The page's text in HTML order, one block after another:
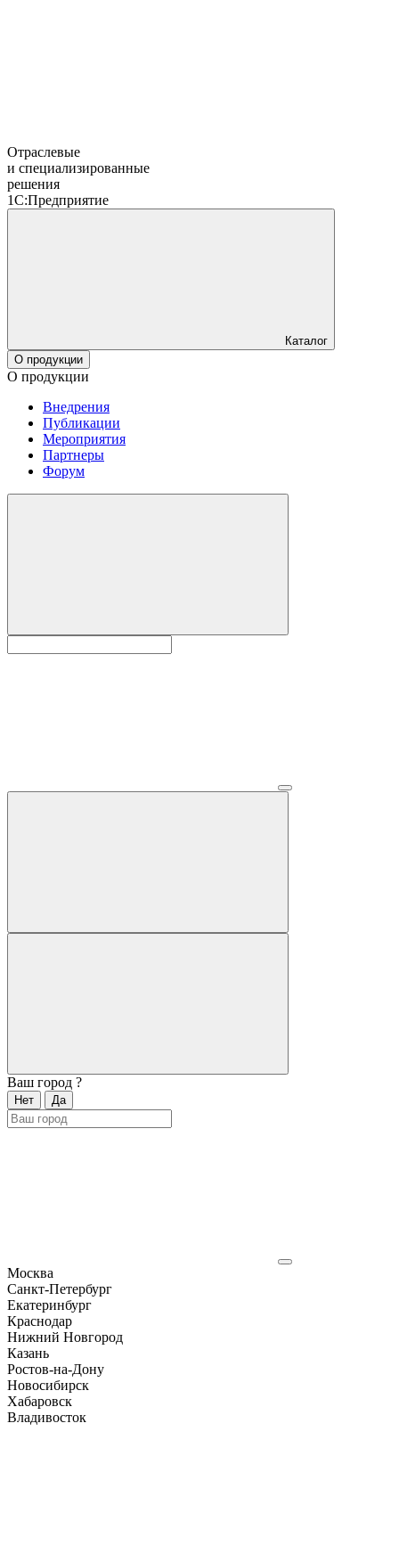
Отраслевые
и специализированные
решения
1С:Предприятие
Каталог
О продукции
О продукции
Внедрения
Публикации
Мероприятия
Партнеры
Форум
Ваш город ?
Нет Да
Москва
Санкт-Петербург
Екатеринбург
Краснодар
Нижний Новгород
Казань
Ростов-на-Дону
Новосибирск
Хабаровск
Владивосток